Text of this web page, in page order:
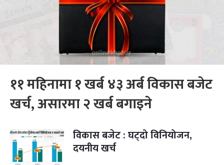
११ महिनामा १ खर्ब ४३ अर्ब विकास बजेट
खर्च, असारमा २ खर्ब बगाइने
विकास बजेट : घट्दो विनियोजन,
दयनीय खर्च